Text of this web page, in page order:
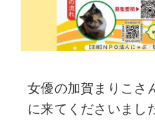
女優の加賀まりこさ
に来てくださいまし